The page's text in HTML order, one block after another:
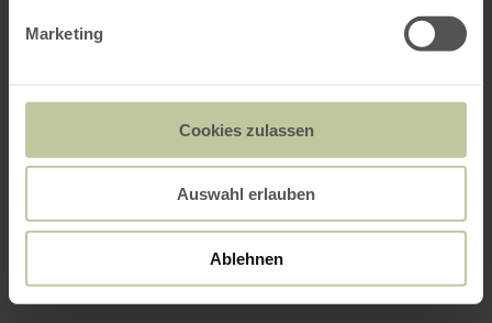
Marketing
Cookies zulassen
Auswahl erlauben
Ablehnen